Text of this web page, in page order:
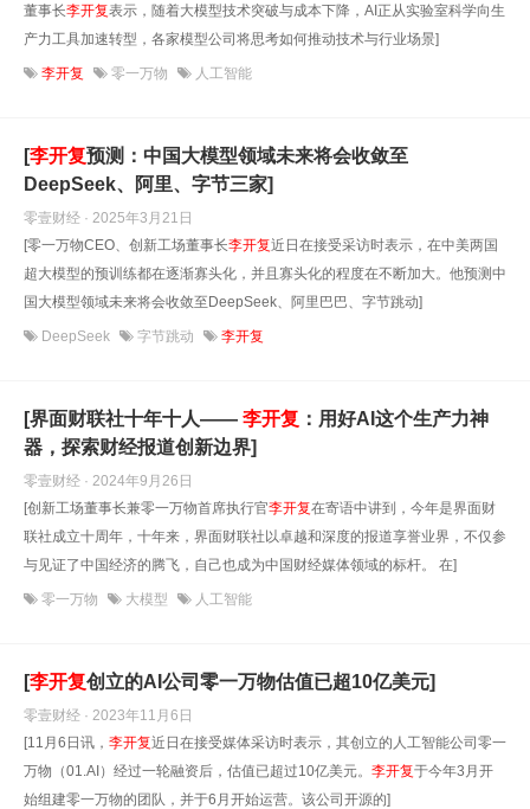
董事长李开复表示，随着大模型技术突破与成本下降，AI正从实验室科学向生
产力工具加速转型，各家模型公司将思考如何推动技术与行业场景]
李开复 零一万物 人工智能
[李开复预测：中国大模型领域未来将会收敛至
DeepSeek、阿里、字节三家]
零壹财经 · 2025年3月21日
[零一万物CEO、创新工场董事长李开复近日在接受采访时表示，在中美两国
超大模型的预训练都在逐渐寡头化，并且寡头化的程度在不断加大。他预测中
国大模型领域未来将会收敛至DeepSeek、阿里巴巴、字节跳动]
DeepSeek 字节跳动 李开复
[界面财联社十年十人—— 李开复 ：用好AI这个生产力神
器，探索财经报道创新边界]
零壹财经 · 2024年9月26日
[创新工场董事长兼零一万物首席执行官李开复在寄语中讲到，今年是界面财
联社成立十周年，十年来，界面财联社以卓越和深度的报道享誉业界，不仅参
与见证了中国经济的腾飞，自己也成为中国财经媒体领域的标杆。 在]
零一万物 大模型 人工智能
[李开复创立的AI公司零一万物估值已超10亿美元]
零壹财经 · 2023年11月6日
[11月6日讯， 李开复近日在接受媒体采访时表示，其创立的人工智能公司零一
万物（01.AI）经过一轮融资后，估值已超过10亿美元。 李开复于今年3月开
始组建零一万物的团队，并于6月开始运营。该公司开源的]